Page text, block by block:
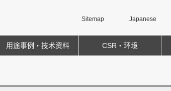
Sitemap Japanese
用途事例・技术资料 CSR・环境